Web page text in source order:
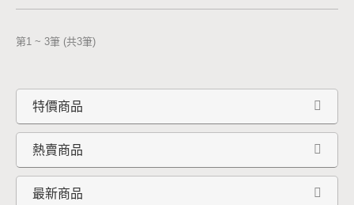
第1 ~ 3筆 (共3筆)
特價商品
熱賣商品
最新商品